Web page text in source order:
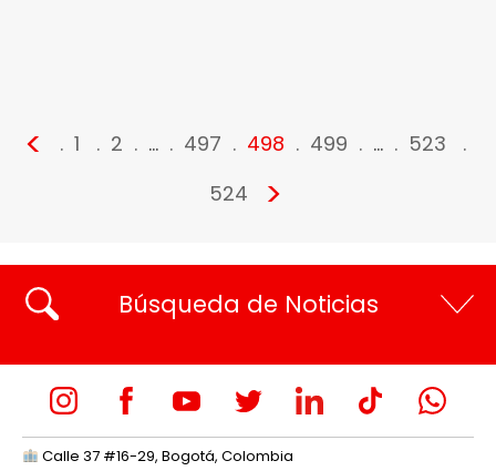
< 1 2 … 497 498 499 …
523
524
>
Búsqueda de Noticias
Calle 37 #16-29, Bogotá, Colombia